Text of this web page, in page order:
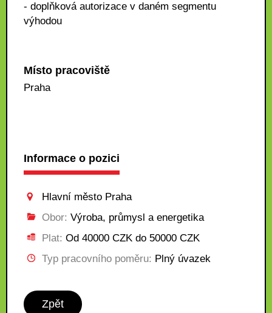
- doplňková autorizace v daném segmentu
výhodou
Místo pracoviště
Praha
Informace o pozici
Hlavní město Praha
Obor: Výroba, průmysl a energetika
Plat: Od 40000 CZK do 50000 CZK
Typ pracovního poměru: Plný úvazek
Zpět